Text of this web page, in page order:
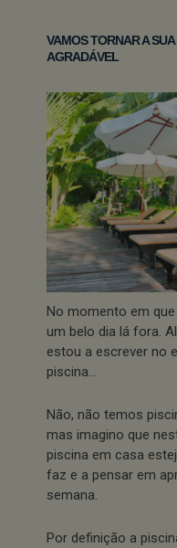
VAMOS TORNAR A
AGRADÁVEL
No momento em
um belo dia lá fora.
estou a escrever no
piscina…
Não, não temos
mas imagino que
piscina em casa
faz e a pensar em
semana.
Por definição a